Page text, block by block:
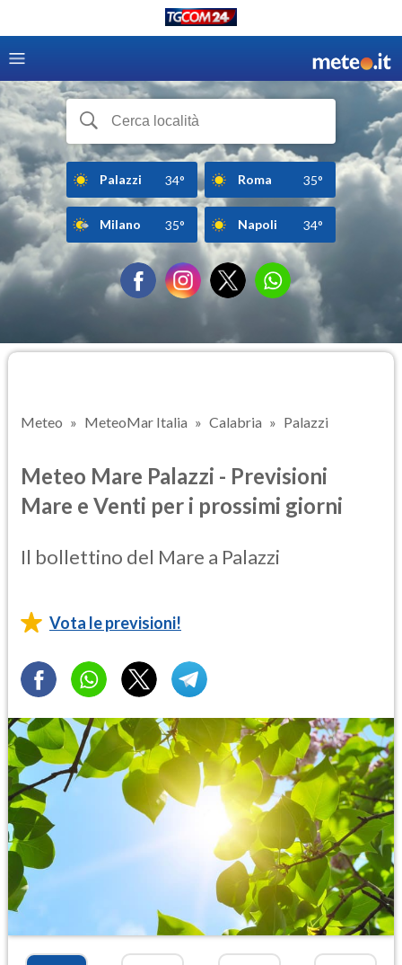
Palazzi 34° Roma 35°
Milano 35° Napoli 34°
Meteo MeteoMar Italia Calabria Palazzi
Meteo Mare Palazzi - Previsioni
Mare e Venti per i prossimi giorni
Il bollettino del Mare a Palazzi
Vota le previsioni!